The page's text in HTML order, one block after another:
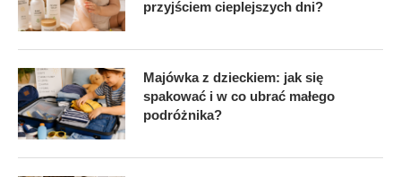
przyjściem cieplejszych dni?
Majówka z dzieckiem: jak się
spakować i w co ubrać małego
podróżnika?